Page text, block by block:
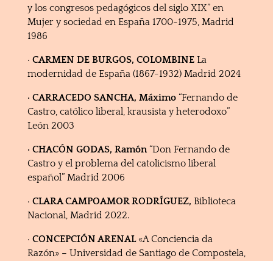
y los congresos pedagógicos del siglo XIX” en
Mujer y sociedad en España 1700-1975, Madrid
1986
· CARMEN DE BURGOS, COLOMBINELa
modernidad de España (1867-1932) Madrid 2024
· CARRACEDO SANCHA, Máximo “Fernando de
Castro, católico liberal, krausista y heterodoxo”
León 2003
· CHACÓN GODAS, Ramón “Don Fernando de
Castro y el problema del catolicismo liberal
español” Madrid 2006
· CLARA CAMPOAMOR RODRÍGUEZ, Biblioteca
Nacional, Madrid 2022.
· CONCEPCIÓN ARENAL «A Conciencia da
Razón»– Universidad de Santiago de Compostela,